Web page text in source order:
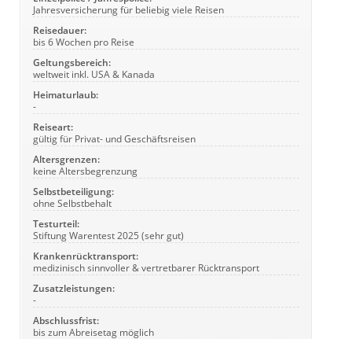
Jahresversicherung für beliebig viele Reisen
Reisedauer:
bis 6 Wochen pro Reise
Geltungsbereich:
weltweit inkl. USA & Kanada
Heimaturlaub:
-
Reiseart:
gültig für Privat- und Geschäftsreisen
Altersgrenzen:
keine Altersbegrenzung
Selbstbeteiligung:
ohne Selbstbehalt
Testurteil:
Stiftung Warentest 2025 (sehr gut)
Krankenrücktransport:
medizinisch sinnvoller & vertretbarer Rücktransport
Zusatzleistungen:
-
Abschlussfrist:
bis zum Abreisetag möglich